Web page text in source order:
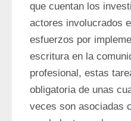
que cuentan los
actores involucrados
esfuerzos por
escritura en la
profesional, estas
obligatoria de unas
veces son asociadas